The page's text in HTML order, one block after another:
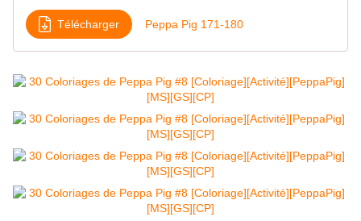
Télécharger Peppa Pig 171-180